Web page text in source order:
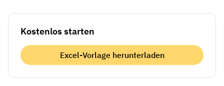
Kostenlos starten
Excel-Vorlage herunterladen